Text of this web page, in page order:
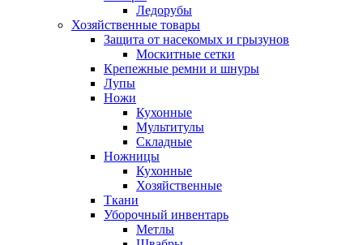
Ледорубы
Хозяйственные товары
Защита от насекомых и грызунов
Москитные сетки
Крепежные ремни и шнуры
Лупы
Ножи
Кухонные
Мультитулы
Складные
Ножницы
Кухонные
Хозяйственные
Ткани
Уборочный инвентарь
Метлы